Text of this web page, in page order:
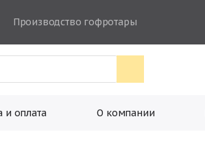
Производство гофротары
и оплата О компании